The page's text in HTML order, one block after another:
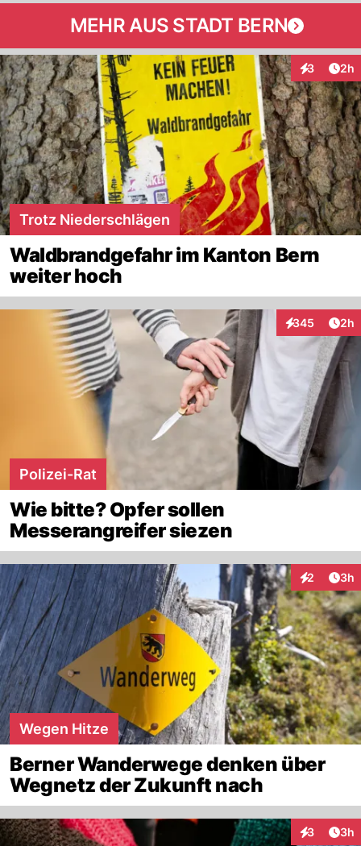
MEHR AUS STADT BERN
3 2h
Trotz Niederschlägen
Waldbrandgefahr im Kanton Bern
weiter hoch
345
Interaktionen
2h
Polizei-Rat
Wie bitte? Opfer sollen
Messerangreifer siezen
2 3h
Wegen Hitze
Berner Wanderwege denken über
Wegnetz der Zukunft nach
3 3h